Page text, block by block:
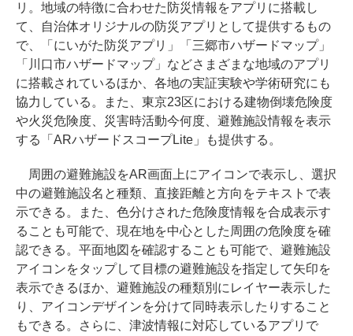
リ。地域の特徴に合わせた防災情報をアプリに搭載し
て、自治体オリジナルの防災アプリとして提供するもの
で、「にいがた防災アプリ」「三郷市ハザードマップ」
「川口市ハザードマップ」などさまざまな地域のアプリ
に搭載されているほか、各地の実証実験や学術研究にも
協力している。また、東京23区における建物倒壊危険度
や火災危険度、災害時活動今何度、避難施設情報を表示
する「ARハザードスコープLite」も提供する。
周囲の避難施設をAR画面上にアイコンで表示し、選択
中の避難施設名と種類、直接距離と方向をテキストで表
示できる。また、色分けされた危険度情報を合成表示す
ることも可能で、現在地を中心とした周囲の危険度を確
認できる。平面地図を確認することも可能で、避難施設
アイコンをタップして目標の避難施設を指定して矢印を
表示できるほか、避難施設の種類別にレイヤー表示した
り、アイコンデザインを分けて同時表示したりすること
もできる。さらに、津波情報に対応しているアプリで